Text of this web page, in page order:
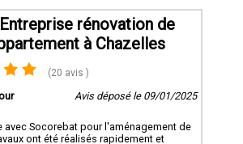
Entreprise rénovation de
à Chazelles
(20 avis )
Avis déposé le 09/01/2025
avec Socorebat pour l'aménagement de
ont été réalisés rapidement et